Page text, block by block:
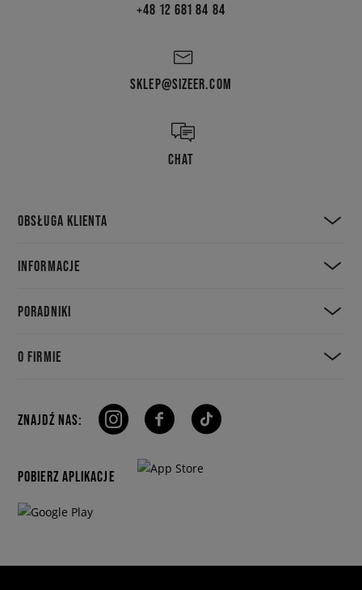
+48 12 681 84 84
SKLEP@SIZEER.COM
CHAT
OBSŁUGA KLIENTA
INFORMACJE
PORADNIKI
O FIRMIE
ZNAJDŹ NAS:
POBIERZ APLIKACJE